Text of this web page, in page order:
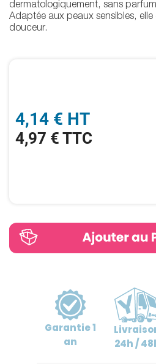
4,14 € HT
4,97 € TTC
dermatologiquement, sans
Adaptée aux peaux sensibles,
douceur.
Garantie1
an
24h /